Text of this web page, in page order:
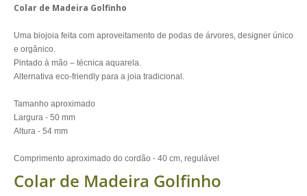
Colar de Madeira Golfinho
Uma biojoia feita com aproveitamento de podas de árvores, designer único
e orgânico.
Pintado à mão – técnica aquarela.
Alternativa eco-friendly para a joia tradicional.
Tamanho aproximado
Largura - 50 mm
Altura - 54 mm
Comprimento aproximado do cordão - 40 cm, regulável
Colar de Madeira Golfinho